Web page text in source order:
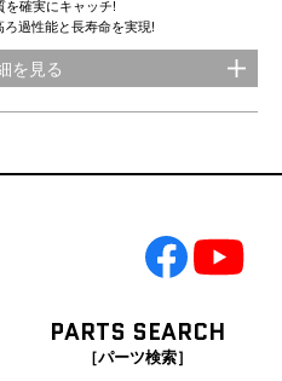
確実にキャッチ!
過性能と長寿命を実現!
を見る
PARTS SEARCH
［パーツ検索］